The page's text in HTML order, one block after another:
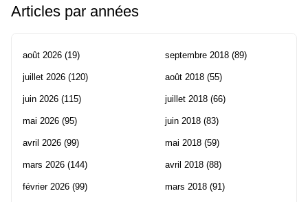
Articles par années
août 2026 (19)
juillet 2026 (120)
juin 2026 (115)
mai 2026 (95)
avril 2026 (99)
mars 2026 (144)
février 2026 (99)
septembre 2018 (89)
août 2018 (55)
juillet 2018 (66)
juin 2018 (83)
mai 2018 (59)
avril 2018 (88)
mars 2018 (91)